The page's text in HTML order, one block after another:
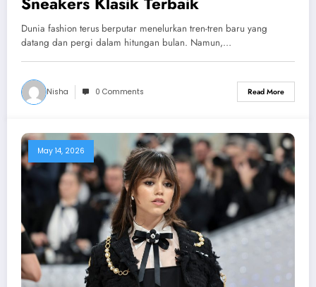
Dunia fashion terus berputar menelurkan tren-tren baru yang
datang dan pergi dalam hitungan bulan. Namun,…
Nisha 0 Comments Read More
May 14, 2026